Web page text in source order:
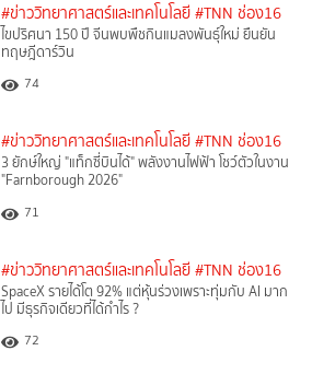
#ข่าววิทยาศาสตร์และเทคโนโลยี #TNN ช่อง16
ไขปริศนา 150 ปี จีนพบพืชกินแมลงพันธุ์ใหม่ ยืนยัน
ทฤษฎีดาร์วิน
74
#ข่าววิทยาศาสตร์และเทคโนโลยี #TNN ช่อง16
3 ยักษ์ใหญ่ "แท็กซี่บินได้" พลังงานไฟฟ้า โชว์ตัวในงาน
"Farnborough 2026"
71
#ข่าววิทยาศาสตร์และเทคโนโลยี #TNN ช่อง16
SpaceX รายได้โต 92% แต่หุ้นร่วงเพราะทุ่มกับ AI มาก
ไป มีธุรกิจเดียวที่ได้กำไร ?
72